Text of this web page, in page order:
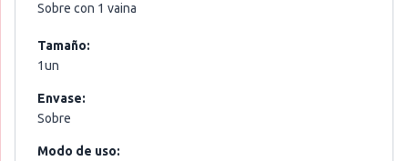
Sobre con 1 vaina
Tamaño:
1un
Envase:
Sobre
Modo de uso: